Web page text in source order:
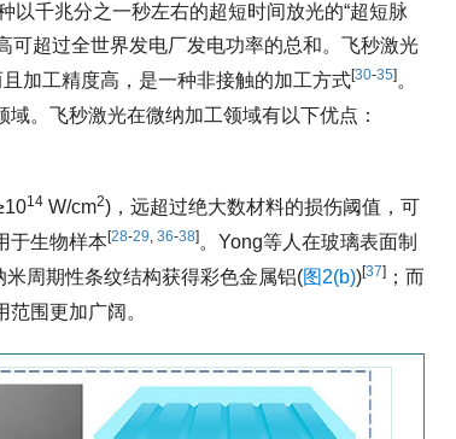
千兆分之一秒左右的超短时间放光的“超短脉
可超过全世界发电厂发电功率的总和。飞秒激光
加工精度高，是一种非接触的加工方式[30-35] 。
。飞秒激光在微纳加工领域有以下优点：
14 W/cm2)，远超过绝大数材料的损伤阈值，可
于生物样本 [28-29, 36-38] 。Yong等人在玻璃表面制
米周期性条纹结构获得彩色金属铝(图2(b))[37] ；而
围更加广阔。